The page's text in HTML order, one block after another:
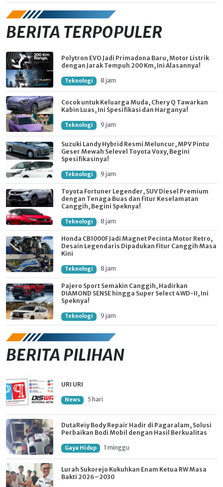
BERITA TERPOPULER
Polytron EVO Jadi Primadona Baru, Motor Listrik
dengan Jarak Tempuh 200 Km, Ini Alasannya!
Teknologi 8 jam
Cocok untuk Keluarga Muda, Chery Q Tawarkan
Kabin Luas, Ini Spesifikasi dan Harganya!
Teknologi 9 jam
Suzuki Landy Hybrid Resmi Meluncur, MPV Pintu
Geser Mewah Selevel Toyota Voxy, Begini
Spesifikasinya!
Teknologi 9 jam
Toyota Fortuner Legender, SUV Diesel Premium
dengan Tenaga Buas dan Fitur Keselamatan
Canggih, Begini Speknya!
Teknologi 8 jam
Honda CB1000F Jadi Magnet Pecinta Motor Retro,
Desain Legendaris Dipadukan Fitur Canggih Masa
Kini
Teknologi 8 jam
Pajero Sport Semakin Canggih, Hadirkan
DIAMOND SENSE hingga Super Select 4WD-II, Ini
Speknya!
Teknologi 9 jam
BERITA PILIHAN
URI URI
News 5 hari
DutaReiy Body Repair Hadir di Pagaralam, Solusi
Perbaikan Bodi Mobil dengan Hasil Berkualitas
Gaya Hidup 1 minggu
Lurah Sukorejo Kukuhkan Enam Ketua RW Masa
Bakti 2026–2030